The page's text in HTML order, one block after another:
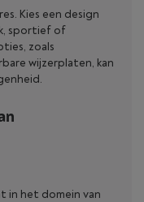
Kies een design
sportief of
zoals
wijzerplaten, kan
in het domein van